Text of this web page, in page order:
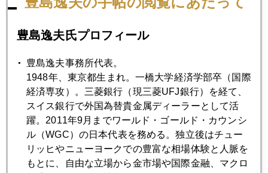
2025年10月27日
2025年10月24日
国際金価格、４１００ドル台で、睨みあい
2025年10月23日
緊急制作、日経マネーとＹｏｕＴｕｂｅ、本日アップ
豊島逸夫氏プロフィール
豊島逸夫事務所代表。
1948年、東京都生まれ。一橋大学経済学部卒（国際
経済専攻）。三菱銀行（現三菱UFJ銀行）を経て、
スイス銀行で外国為替貴金属ディーラーとして活
躍。2011年9月までワールド・ゴールド・カウンシ
ル（WGC）の日本代表を務める。独立後はチュー
リッヒやニューヨークでの豊富な相場体験と人脈を
もとに、自由な立場から金市場や国際金融、マクロ